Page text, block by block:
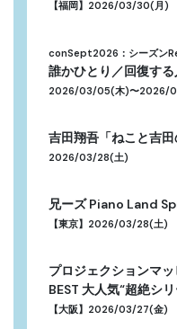
【福岡】2026/03/30(月)
conSept2026：シーズン
誰かひとり／回復す
2026/03/05(木)〜2026/
吉田翔吾「ねこと吉
2026/03/28(土)
兄ーズ Piano Land
【東京】2026/03/28(土)
プロジェクションマ
BEST 大人気“超絶シ
【大阪】2026/03/27(金)